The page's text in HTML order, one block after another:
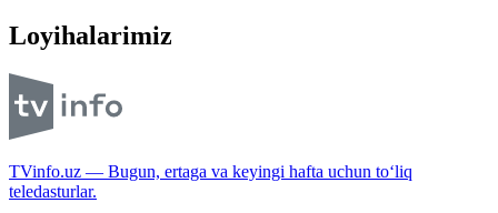
Loyihalarimiz
TVinfo.uz — Bugun, ertaga va keyingi hafta uchun to‘liq
teledasturlar.